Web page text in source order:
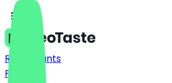
Restaurants
Preise